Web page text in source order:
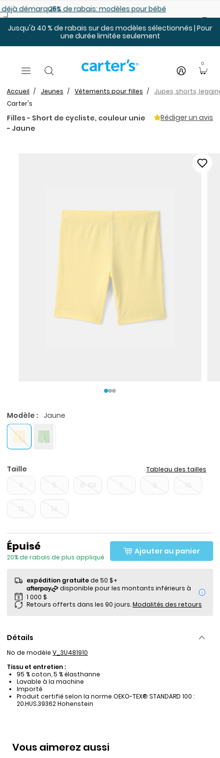
démarqués25% de rabais: modèles pour bébé
Jusqu'à 40 % de rabais sur des modèles sélectionnés | Pour
une durée limitée seulement
0
Accueil Jeunes Vêtements pour filles
Jupes, shorts,
Carter's
Filles - Short de cycliste, couleur unie
- Jaune
Rédiger un avis
Modèle : Jaune
Taille Tableau des tailles
Prix de solde
Épuisé
20% de rabais de plus appliqué
Ajouter au panier
expédition gratuitede 50 $+
i
Retours offerts dans les 90 jours.Modalités des retours
Détails
No de modèle V_3U481910
Tissu et entretien :
95 % coton, 5 % élasthanne
Lavable à la machine
Importé
Produit certifié selon la norme OEKO-TEX® STANDARD 100 :
20.HUS.39362 Hohenstein
Vous aimerez aussi